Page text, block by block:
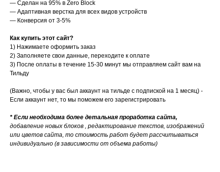
— Сделан на 95% в Zero Block
— Адаптивная верстка для всех видов устройств
— Конверсия от 3-5%
Как купить этот сайт?
1) Нажимаете оформить заказ
2) Заполняете свои данные, переходите к оплате
3) После оплаты в течение 15-30 минут мы отправляем сайт вам на
Тильду
(Важно, чтобы у вас был аккаунт на тильде с подпиской на 1 месяц) -
Если аккаунт нет, то мы поможем его зарегистрировать
* Если необходима более детальная проработка сайта,
добавление новых блоков , редактирование текстов, изображений
или цветов сайта, то стоимость работ будет рассчитываться
индивидуально (в зависимости от объема работы)